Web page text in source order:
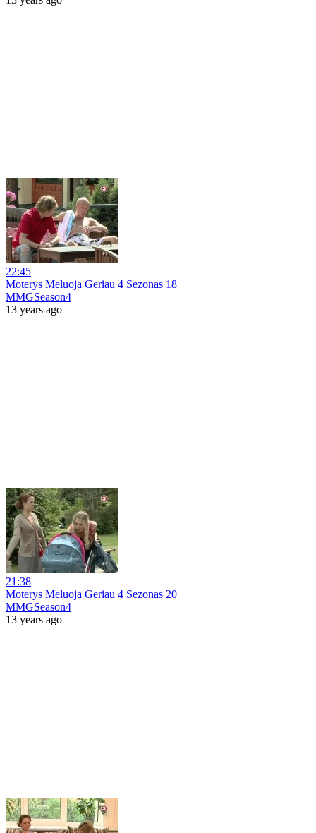
22:45
Moterys Meluoja Geriau 4 Sezonas 18
MMGSeason4
13 years ago
21:38
Moterys Meluoja Geriau 4 Sezonas 20
MMGSeason4
13 years ago